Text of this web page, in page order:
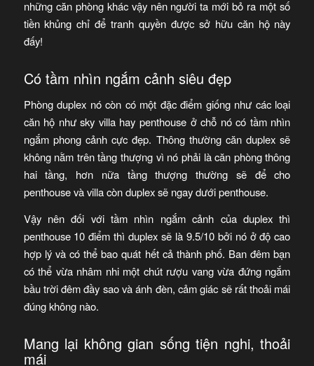
những căn phòng khác vậy nên người ta mới bỏ ra một số
tiền khủng chỉ để tranh quyền được sở hữu căn hộ này
đấy!
Có tầm nhìn ngắm cảnh siêu đẹp
Phòng duplex nó còn có một đặc điểm giống như các loại
căn hộ như sky villa hay penthouse ở chỗ nó có tầm nhìn
ngắm phong cảnh cực đẹp. Thông thường căn duplex sẽ
không nằm trên tầng thượng vì nó phải là căn phòng thông
hai tầng, hơn nữa tầng thượng thường sẽ để cho
penthouse và villa còn duplex sẽ ngay dưới penthouse.
Vậy nên đối với tầm nhìn ngắm cảnh của duplex thì
penthouse 10 điểm thì duplex sẽ là 9.5/10 bởi nó ở độ cao
hợp lý và có thể bao quát hết cả thành phố. Ban đêm bạn
có thể vừa nhâm nhi một chút rượu vang vừa đứng ngắm
bầu trời đêm đầy sao và ánh đèn, cảm giác sẽ rất thoải mái
đúng không nào.
Mang lại không gian sống tiện nghi, thoải
mái